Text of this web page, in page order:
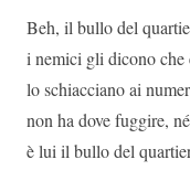
Beh, il bullo del
i nemici gli dicono che
lo schiacciano ai
non ha dove fuggire,
è lui il bullo del